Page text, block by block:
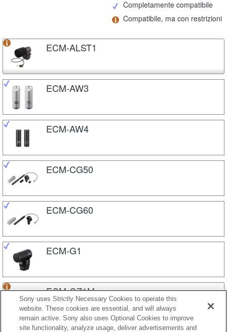
Completamente compatibile
Compatibile, ma con restrizioni
ECM-ALST1
ECM-AW3
ECM-AW4
ECM-CG50
ECM-CG60
ECM-G1
ECM-GZ1M
Sony uses Strictly Necessary Cookies to operate this
website. These cookies are essential, and will always
remain active. Sony also uses Optional Cookies to improve
site functionality, analyze usage, deliver advertisements and